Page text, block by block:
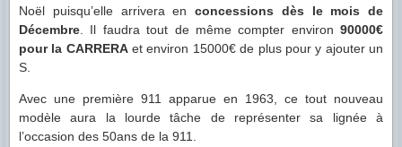
Noël puisqu’elle arrivera en concessions dès le mois de
Décembre . Il faudra tout de même compter environ 90000€
pour la CARRERAet environ 15000€ de plus pour y ajouter un
S.
Avec une première 911 apparue en 1963, ce tout nouveau
modèle aura la lourde tâche de représenter sa lignée à
l’occasion des 50ans de la 911.